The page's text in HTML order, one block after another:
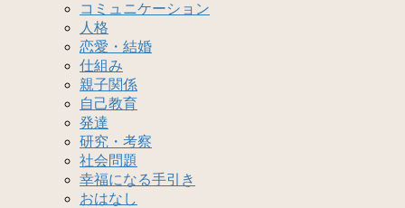
コミュニケーション
人格
恋愛・結婚
仕組み
親子関係
自己教育
発達
研究・考察
社会問題
幸福になる手引き
おはなし